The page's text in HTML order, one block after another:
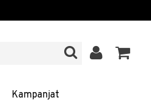
Kampanjat